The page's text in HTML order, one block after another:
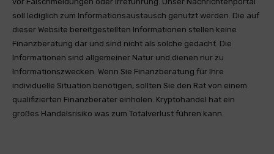
soll lediglich zum Informationsaustausch genutzt werden. Die auf
dieser Website bereitgestellten Informationen stellen keine
Finanzberatung dar und sind nicht als solche gedacht. Die
Informationen sind allgemeiner Natur und dienen nur zu
Informationszwecken. Wenn Sie Finanzberatung für Ihre
individuelle Situation benötigen, sollten Sie den Rat von einem
qualifizierten Finanzberater einholen. Kryptohandel hat ein
großes Handelsrisiko was zum Totalverlust führen kann.